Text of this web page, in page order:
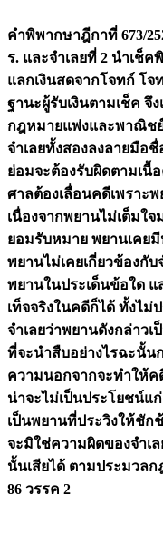
คำพิพากษาฎีกาที่ 673/
ร. และจำเลยที่ 2 นำเช็ค
แลกเงินสดจากโจทก์ โ
ฐานะผู้รับเงินตามเช็ค จึ
กฎหมายแพ่งและพาณิชย์
จำเลยทั้งสองลงลายมือ
ย่อมจะต้องรับผิดตามเนื้
ศาลต้องเลื่อนคดีเพราะ
เนื่องจากพยานไม่เต็มใ
ยอมรับหมาย พยานเคย
พยานไม่เคยเกี่ยวข้องกับ
พยานในประเด็นข้อใด
เท็จจริงในคดีก็ได้ ทั้งไ
จำเลยว่าพยานดังกล่าว
ที่จะนำสืบอย่างไรฉะนั้น
ความนอกจากจะทำให้ค
น่าจะไม่เป็นประโยชน์แ
เป็นพยานที่ประวิงให้ชัก
จะมิใช่ความผิดของจำเ
นั้นเสียได้ ตามประมวล
86 วรรค 2